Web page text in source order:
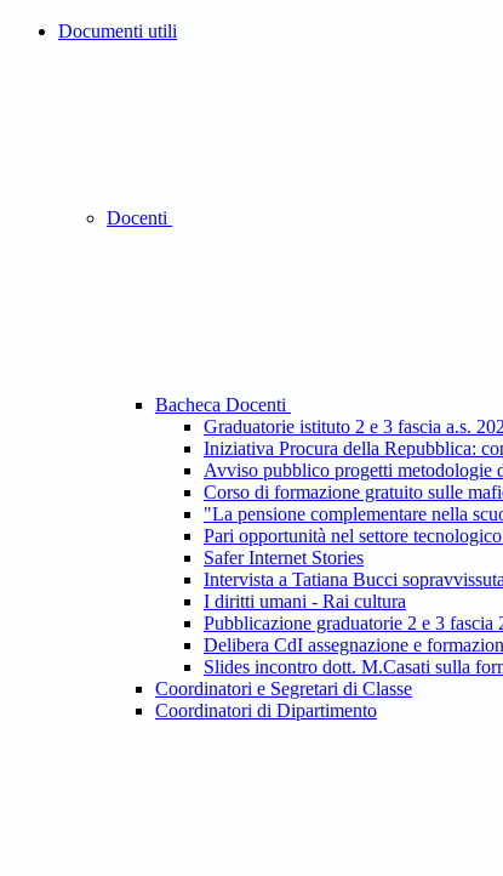
Documenti utili
Docenti
Bacheca Docenti
Graduatorie istituto 2 e 3 fascia a.s.
Iniziativa Procura della Repubblica:
Avviso pubblico progetti
Corso di formazione gratuito sulle
"La pensione complementare nella
Pari opportunità nel settore
Safer Internet Stories
Intervista a Tatiana Bucci
I diritti umani - Rai cultura
Pubblicazione graduatorie 2 e 3 fascia
Delibera CdI assegnazione e
Slides incontro dott. M.Casati sulla
Coordinatori e Segretari di Classe
Coordinatori di Dipartimento